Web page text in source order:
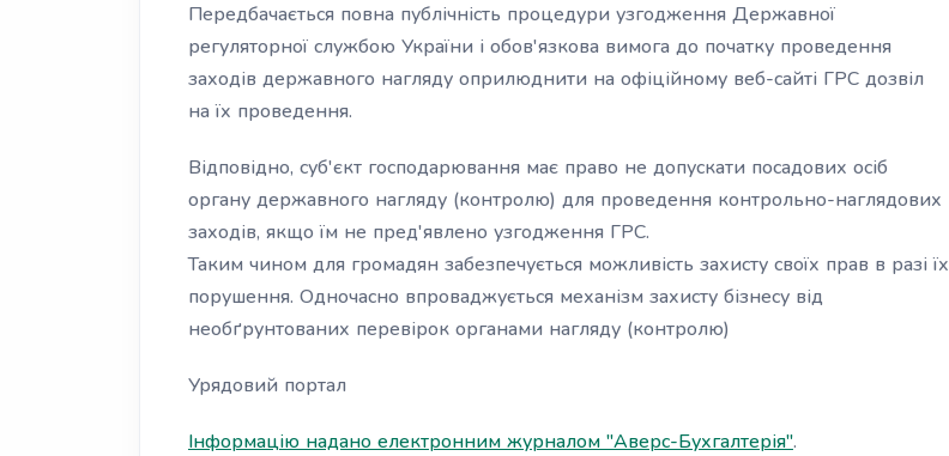
Передбачається повна публічність процедури узгодження Державної
регуляторної службою України і обов'язкова вимога до початку проведення
заходів державного нагляду оприлюднити на офіційному веб-сайті ГРС дозвіл
на їх проведення.
Відповідно, суб'єкт господарювання має право не допускати посадових осіб
органу державного нагляду (контролю) для проведення контрольно-наглядових
заходів, якщо їм не пред'явлено узгодження ГРС.
Таким чином для громадян забезпечується можливість захисту своїх прав в разі їх
порушення. Одночасно впроваджується механізм захисту бізнесу від
необґрунтованих перевірок органами нагляду (контролю)
Урядовий портал
Інформацію надано електронним журналом "Аверс-Бухгалтерія".